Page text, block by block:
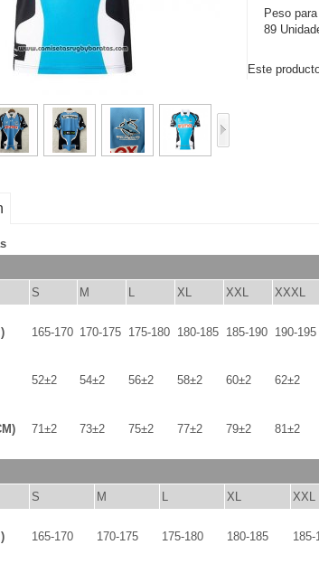
Peso
89
Este
S M L XL XXL XXXL
165-170 170-175 175-180 180-185 185-190 190-195
52±2 54±2 56±2 58±2 60±2 62±2
71±2 73±2 75±2 77±2 79±2 81±2
S M L XL XXL
165-170 170-175 175-180 180-185 185-